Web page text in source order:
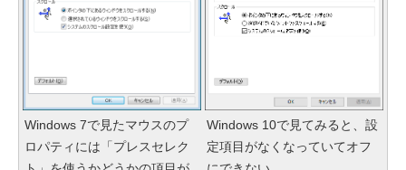
Windows 7で見たマウスのプ
ロパティには「プレスセレク
Windows 10で見てみると、設
定項目がなくなっていてオフ